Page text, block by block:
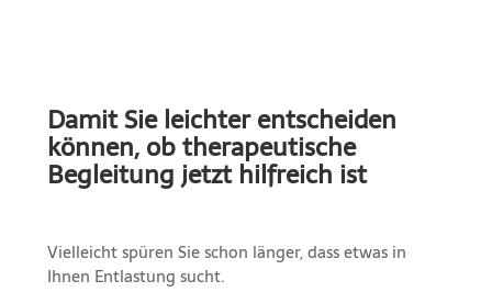
Damit Sie leichter entscheiden
können, ob therapeutische
Begleitung jetzt hilfreich ist
Vielleicht spüren Sie schon länger, dass etwas in
Ihnen Entlastung sucht.